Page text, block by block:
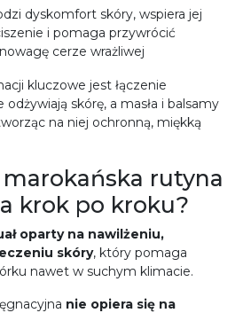
dyskomfort skóry, wspiera jej
i pomaga przywrócić
cerze wrażliwej
kluczowe jest łączenie
odżywiają skórę, a masła i balsamy
na niej ochronną, miękką
rutyna
krok po kroku?
oparty na nawilżeniu,
skóry, który pomaga
nawet w suchym klimacie.
nie opiera się na